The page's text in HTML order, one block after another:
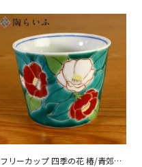
フリーカップ 四季の花 椿/青郊窯